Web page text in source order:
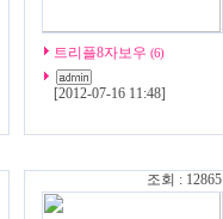
트리플8자보우 (6)
[2012-07-16 11:48]
조회 : 12865